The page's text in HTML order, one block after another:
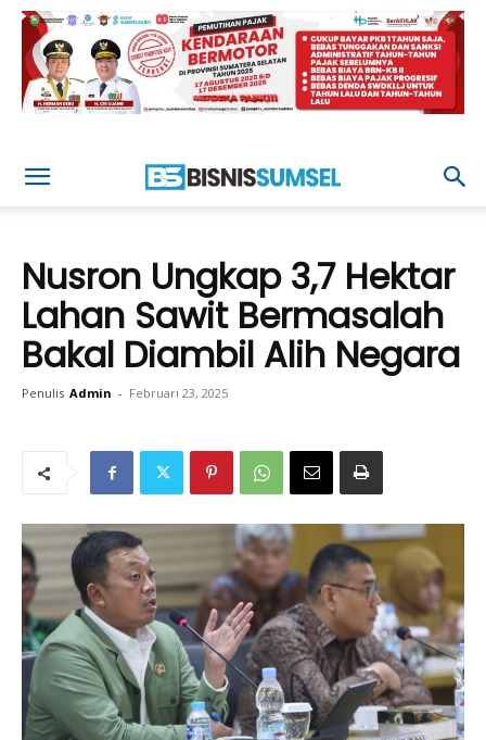
Nusron Ungkap 3,7 Hektar
Lahan Sawit Bermasalah
Bakal Diambil Alih Negara
Penulis Admin - Februari 23, 2025